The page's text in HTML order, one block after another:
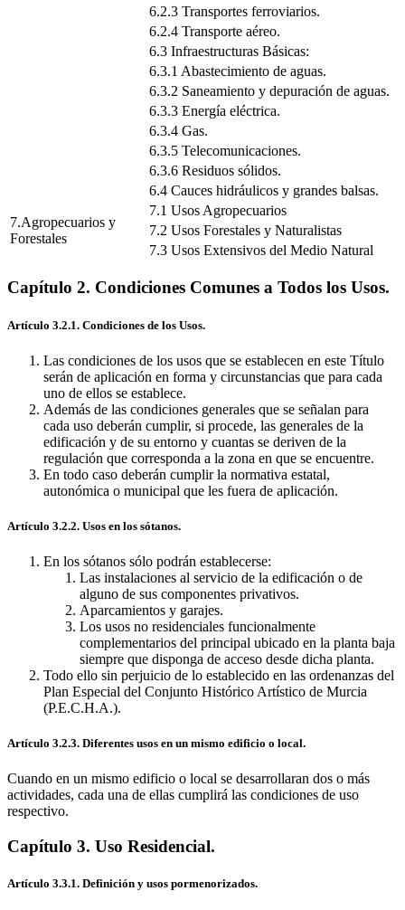
6.2.3 Transportes ferroviarios.
6.2.4 Transporte aéreo.
6.3 Infraestructuras Básicas:
6.3.1 Abastecimiento de aguas.
6.3.2 Saneamiento y depuración de aguas.
6.3.3 Energía eléctrica.
6.3.4 Gas.
6.3.5 Telecomunicaciones.
6.3.6 Residuos sólidos.
6.4 Cauces hidráulicos y grandes balsas.
7.Agropecuarios y
Forestales
7.1 Usos Agropecuarios
7.2 Usos Forestales y Naturalistas
7.3 Usos Extensivos del Medio Natural
Capítulo 2. Condiciones Comunes a Todos los Usos.
Artículo 3.2.1. Condiciones de los Usos.
Las condiciones de los usos que se establecen en este Título
serán de aplicación en forma y circunstancias que para cada
uno de ellos se establece.
Además de las condiciones generales que se señalan para
cada uso deberán cumplir, si procede, las generales de la
edificación y de su entorno y cuantas se deriven de la
regulación que corresponda a la zona en que se encuentre.
En todo caso deberán cumplir la normativa estatal,
autonómica o municipal que les fuera de aplicación.
Artículo 3.2.2. Usos en los sótanos.
En los sótanos sólo podrán establecerse:
Las instalaciones al servicio de la edificación o de
alguno de sus componentes privativos.
Aparcamientos y garajes.
Los usos no residenciales funcionalmente
complementarios del principal ubicado en la planta baja
siempre que disponga de acceso desde dicha planta.
Todo ello sin perjuicio de lo establecido en las ordenanzas del
Plan Especial del Conjunto Histórico Artístico de Murcia
(P.E.C.H.A.).
Artículo 3.2.3. Diferentes usos en un mismo edificio o local.
Cuando en un mismo edificio o local se desarrollaran dos o más
actividades, cada una de ellas cumplirá las condiciones de uso
respectivo.
Capítulo 3. Uso Residencial.
Artículo 3.3.1. Definición y usos pormenorizados.